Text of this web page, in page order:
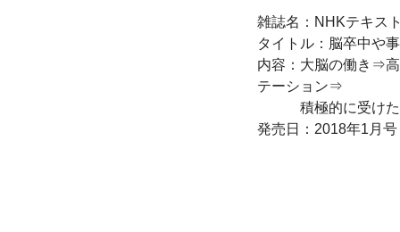
雑誌名：NHKテキス
タイトル：脳卒中や
内容：大脳の働き⇒
テーション⇒
積極的に受けたい